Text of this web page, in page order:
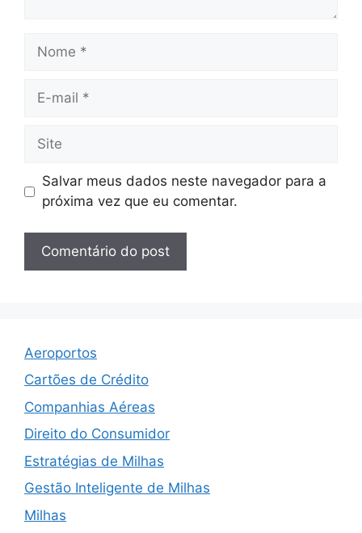
Nome
Site
Salvar meus dados neste navegador para a
próxima vez que eu comentar.
Aeroportos
Cartões de Crédito
Companhias Aéreas
Direito do Consumidor
Estratégias de Milhas
Gestão Inteligente de Milhas
Milhas